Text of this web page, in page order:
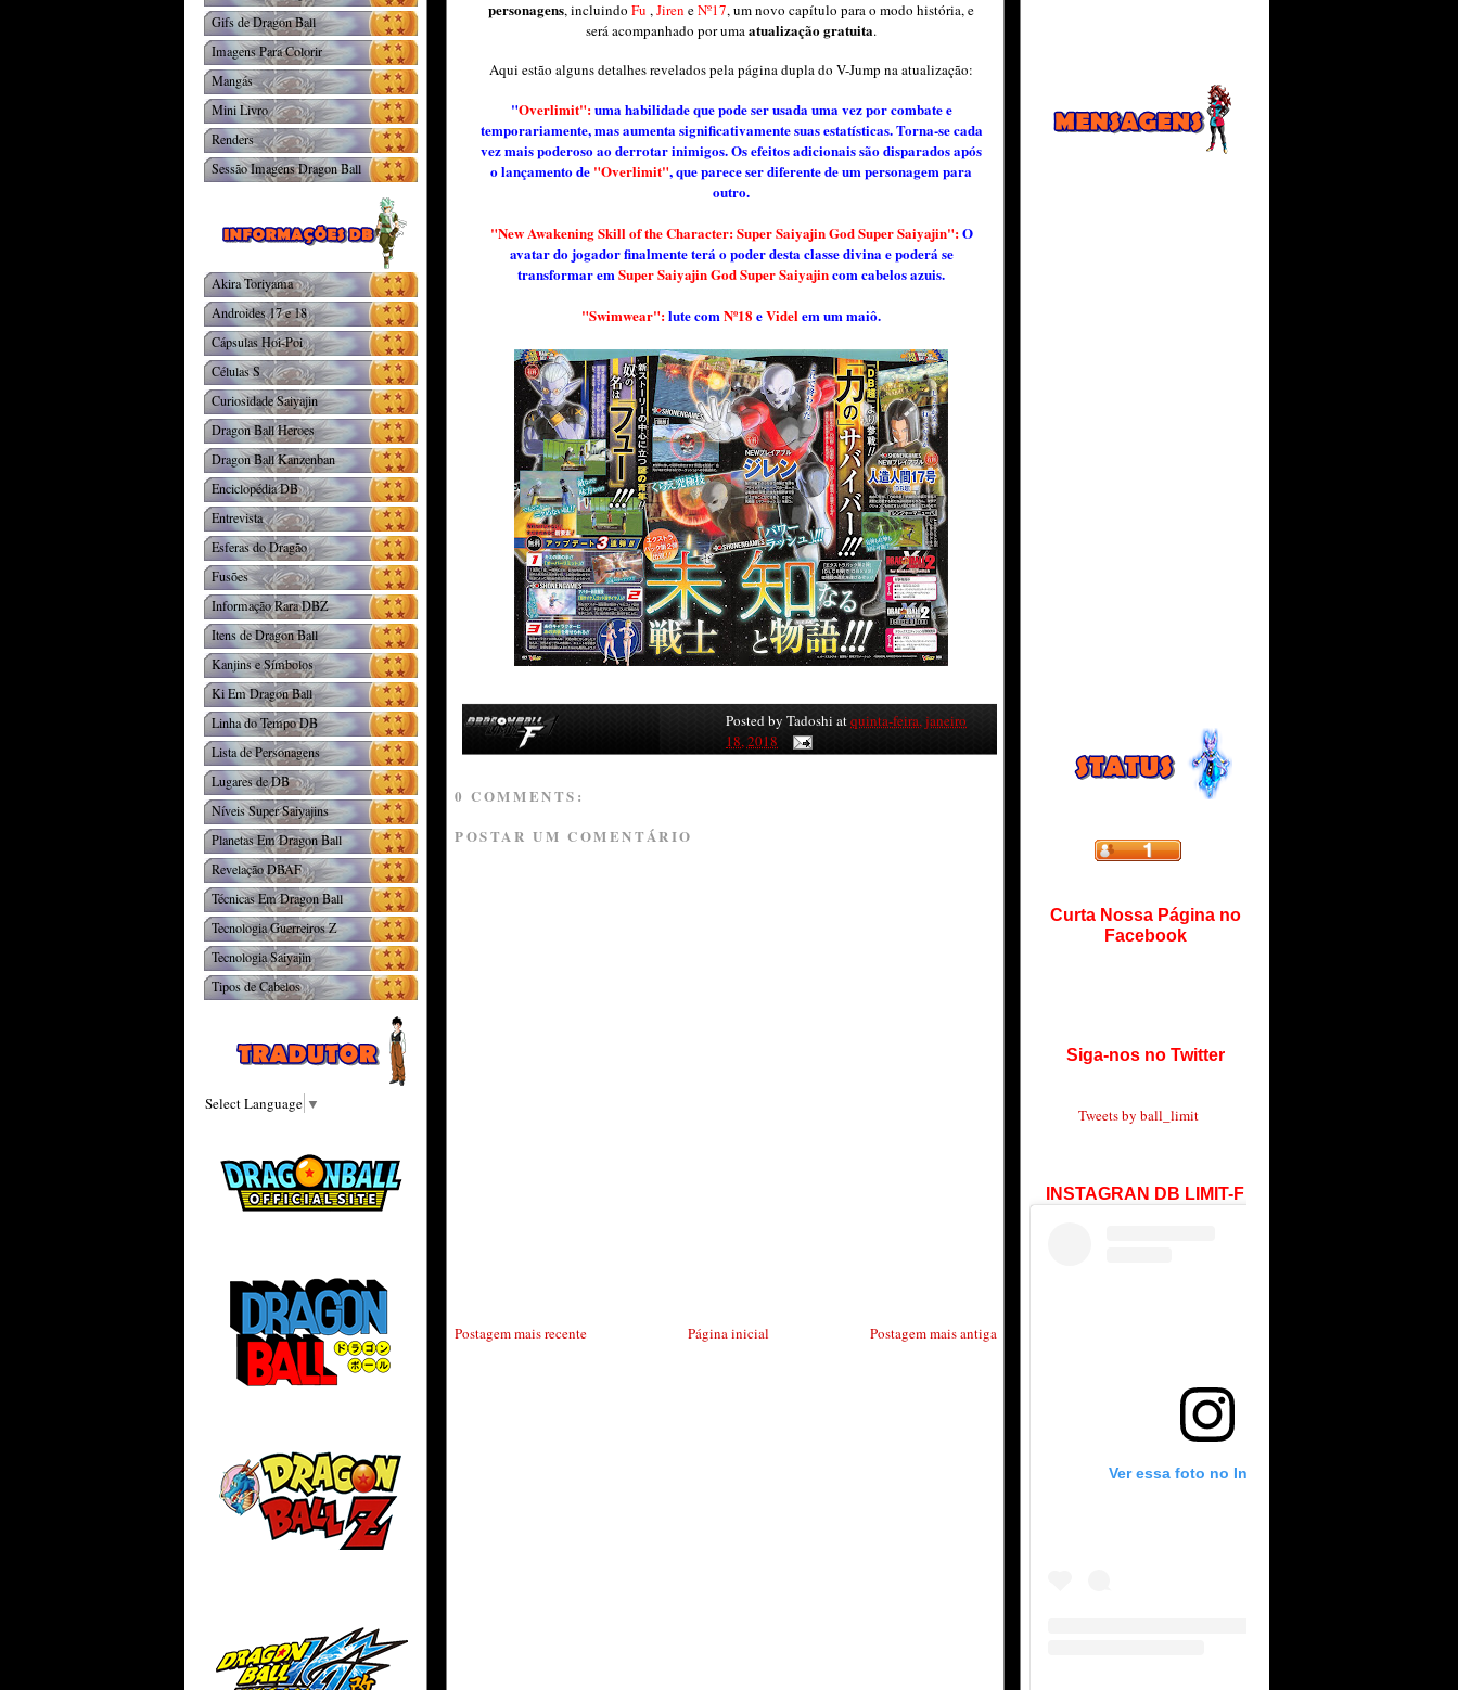
personagens, incluindo Fu , Jiren eNº17, um novo capítulo para o modo história, e
será acompanhado por uma atualização gratuita.
Aqui estão alguns detalhes revelados pela página dupla do V-Jump na atualização:
"Overlimit":uma habilidade que pode ser usada uma vez por combate e
temporariamente, mas aumenta significativamente suas estatísticas. Torna-se cada
vez mais poderoso ao derrotar inimigos. Os efeitos adicionais são disparados após
o lançamento de "Overlimit", que parece ser diferente de um personagem para
outro.
"New Awakening Skill of the Character:Super Saiyajin God Super Saiyajin":O
avatar do jogador finalmente terá o poder desta classe divina e poderá se
transformar em Super Saiyajin God Super Saiyajincom cabelos azuis.
"Swimwear":lute com Nº18 eVidel em um maiô.
Posted by Tadoshi atquinta-feira, janeiro
18, 2018
0 COMMENTS:
POSTAR UM COMENTÁRIO
Postagem mais recente Postagem mais antiga
Página inicial
Gifs de Dragon Ball
Imagens Para Colorir
Mangás
Mini Livro
Renders
Sessão Imagens Dragon Ball
Akira Toriyama
Androides 17 e 18
Cápsulas Hoi-Poi
Células S
Curiosidade Saiyajin
Dragon Ball Heroes
Dragon Ball Kanzenban
Enciclopédia DB
Entrevista
Esferas do Dragão
Fusões
Informação Rara DBZ
Itens de Dragon Ball
Kanjins e Símbolos
Ki Em Dragon Ball
Linha do Tempo DB
Lista de Personagens
Lugares de DB
Níveis Super Saiyajins
Planetas Em Dragon Ball
Revelação DBAF
Técnicas Em Dragon Ball
Tecnologia Guerreiros Z
Tecnologia Saiyajin
Tipos de Cabelos
Select Language ▼
Curta Nossa Página no
Facebook
Siga-nos no Twitter
Tweets by ball_limit
INSTAGRAN DB LIMIT-F
Ver essa foto no Instagram